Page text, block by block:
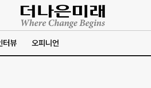
터뷰 오피니언